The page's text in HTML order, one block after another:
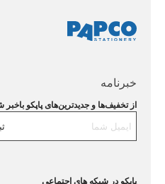
خبرنامه
از تخفیف‌ها و جدیدترین‌های پاپکو باخبر
پاپکو در شبکه های اجتماعی